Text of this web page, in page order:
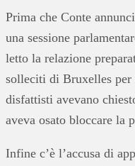
Prima che Conte
una sessione
letto la relazione
solleciti di Bruxelles
disfattisti avevano
aveva osato bloccare la
Infine c’è l’accusa di